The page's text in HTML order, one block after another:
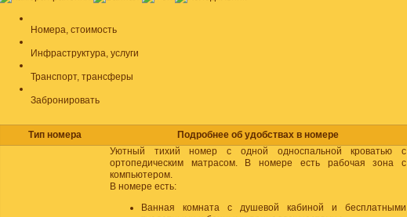
Номера, стоимость
Инфраструктура, услуги
Транспорт, трансферы
Забронировать
Тип номера Подробнее об удобствах в номере
Уютный тихий номер с одной односпальной кроватью с
ортопедическим матрасом. В номере есть рабочая зона с
компьютером.
В номере есть:
Ванная комната с душевой кабиной и бесплатными